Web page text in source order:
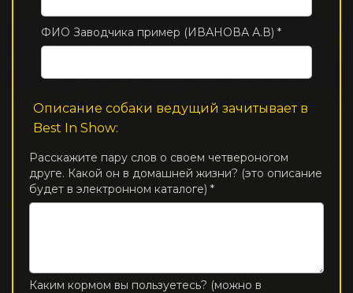
ФИО Заводчика пример (ИВАНОВА А.В) *
Описание собаки ведущий зачитывает в
Best In Show:
Расскажите пару слов о своем четвероногом
друге. Какой он в домашней жизни? (это описание
будет в электронном каталоге) *
Каким кормом вы пользуетесь? (можно в